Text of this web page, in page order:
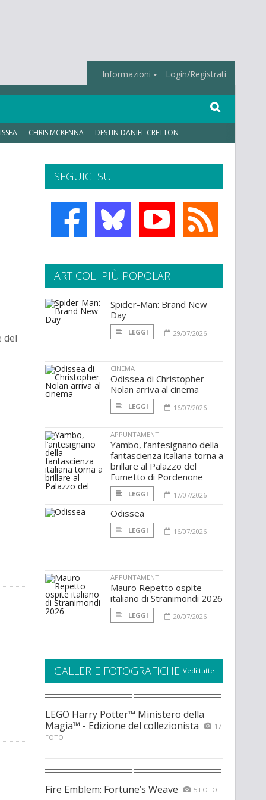
Informazioni Login/Registrati
CHRIS MCKENNA DESTIN DANIEL CRETTON
del
SEGUICI SU
ARTICOLI PIÙ POPOLARI
Spider-Man: Brand New
Day
LEGGI 29/07/2026
CINEMA
Odissea di Christopher
Nolan arriva al cinema
LEGGI 16/07/2026
APPUNTAMENTI
Yambo, l’antesignano della
fantascienza italiana torna a
brillare al Palazzo del
Fumetto di Pordenone
LEGGI 17/07/2026
Odissea
LEGGI 16/07/2026
APPUNTAMENTI
Mauro Repetto ospite
italiano di Stranimondi 2026
LEGGI 20/07/2026
GALLERIE FOTOGRAFICHE Vedi tutte
LEGO Harry Potter™ Ministero della
Magia™ - Edizione del collezionista
17
FOTO
Fire Emblem: Fortune’s Weave 5 FOTO